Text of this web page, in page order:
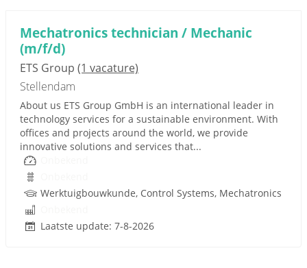
Mechatronics technician / Mechanic
(m/f/d)
ETS Group (1 vacature)
Stellendam
About us ETS Group GmbH is an international leader in
technology services for a sustainable environment. With
offices and projects around the world, we provide
innovative solutions and services that...
Werktuigbouwkunde, Control Systems, Mechatronics
Laatste update: 7-8-2026